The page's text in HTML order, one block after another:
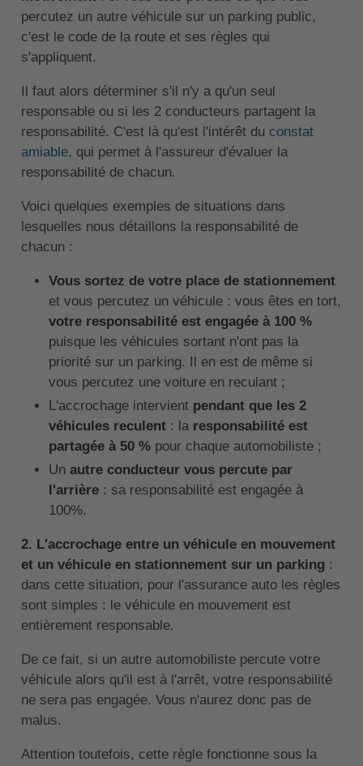
percutez un autre véhicule sur un parking public,
c'est le code de la route et ses règles qui
s'appliquent.
Il faut alors déterminer s'il n'y a qu'un seul
responsable ou si les 2 conducteurs partagent la
responsabilité. C'est là qu'est l'intérêt du constat
amiable, qui permet à l'assureur d'évaluer la
responsabilité de chacun.
Voici quelques exemples de situations dans
lesquelles nous détaillons la responsabilité de
chacun :
Vous sortez de votre place de stationnement
et vous percutez un véhicule : vous êtes en tort,
votre responsabilité est engagée à 100 %
puisque les véhicules sortant n'ont pas la
priorité sur un parking. Il en est de même si
vous percutez une voiture en reculant ;
L'accrochage intervient pendant que les 2
véhicules reculent: la responsabilité est
partagée à 50 %pour chaque automobiliste ;
Un autre conducteur vous percute par
l'arrière: sa responsabilité est engagée à
100%.
2. L'accrochage entre un véhicule en mouvement
et un véhicule en stationnement sur un parking :
dans cette situation, pour l'assurance auto les règles
sont simples : le véhicule en mouvement est
entièrement responsable.
De ce fait, si un autre automobiliste percute votre
véhicule alors qu'il est à l'arrêt, votre responsabilité
ne sera pas engagée. Vous n'aurez donc pas de
malus.
Attention toutefois, cette règle fonctionne sous la